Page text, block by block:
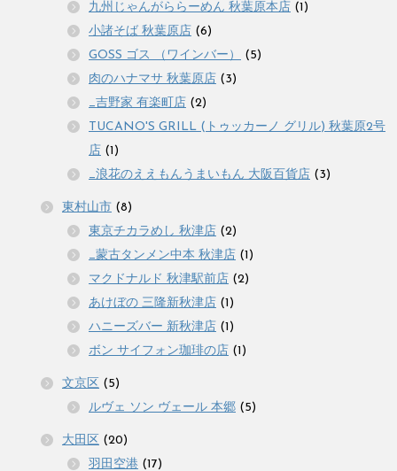
九州じゃんがららーめん 秋葉原本店 (1)
小諸そば 秋葉原店 (6)
GOSS ゴス （ワインバー）
(5)
肉のハナマサ 秋葉原店 (3)
_吉野家 有楽町店 (2)
TUCANO'S GRILL (トゥッカーノ グリル) 秋葉原2号
店 (1)
_浪花のええもんうまいもん 大阪百貨店 (3)
東村山市 (8)
東京チカラめし 秋津店 (2)
_蒙古タンメン中本 秋津店 (1)
マクドナルド 秋津駅前店 (2)
あけぼの 三隆新秋津店 (1)
ハニーズバー 新秋津店 (1)
ボン サイフォン珈琲の店 (1)
文京区 (5)
ルヴェ ソン ヴェール 本郷 (5)
大田区 (20)
羽田空港 (17)